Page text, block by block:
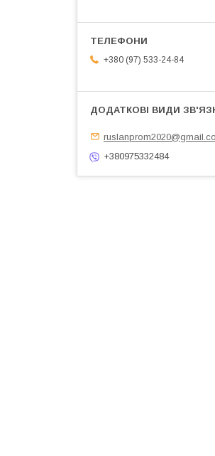
+380 (97) 533-24-84
+380975332484